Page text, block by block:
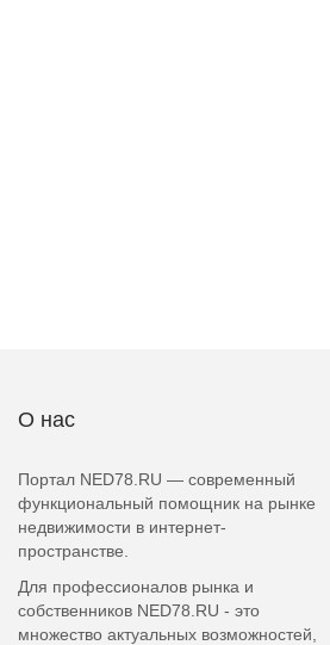
О нас
Портал NED78.RU — современный
функциональный помощник на рынке
недвижимости в интернет-
пространстве.
Для профессионалов рынка и
собственников NED78.RU - это
множество актуальных возможностей,